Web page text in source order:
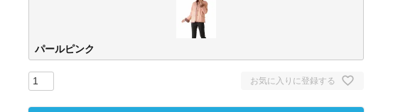
パールピンク
お気に入りに登録する